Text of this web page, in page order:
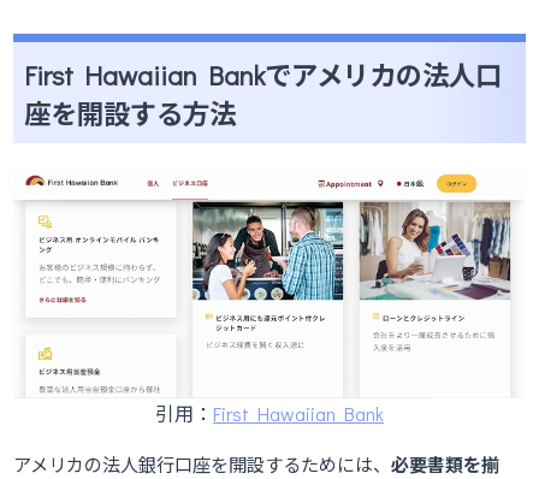
First Hawaiian Bankでアメリカの法人口
座を開設する方法
引用： First Hawaiian Bank
アメリカの法人銀行口座を開設するためには、必要書類を揃